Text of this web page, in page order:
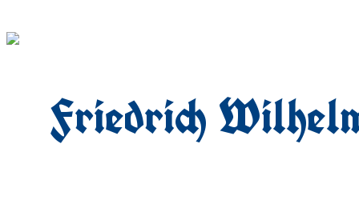
Friedrich